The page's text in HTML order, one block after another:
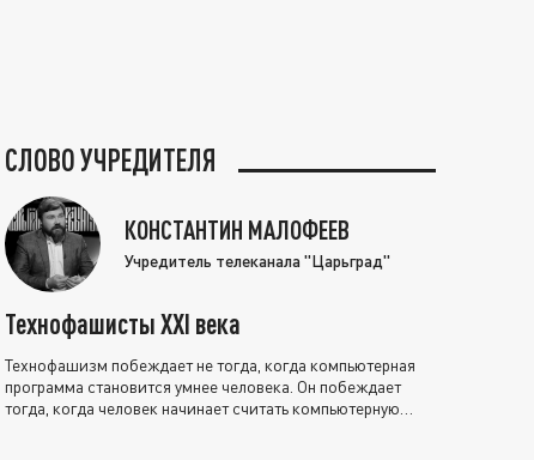
СЛОВО УЧРЕДИТЕЛЯ
КОНСТАНТИН МАЛОФЕЕВ
Учредитель телеканала "Царьград"
Технофашисты XXI века
Технофашизм побеждает не тогда, когда компьютерная
программа становится умнее человека. Он побеждает
тогда, когда человек начинает считать компьютерную